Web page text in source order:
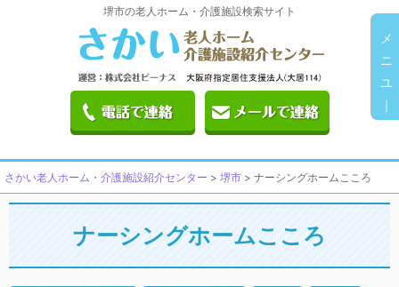
堺市の老人ホーム・介護施設検索サイト
さかい老人ホーム・介護施設紹介センター > 堺市 > ナーシングホームこころ
ナーシングホームこころ
メ
ニ
ユ
｜